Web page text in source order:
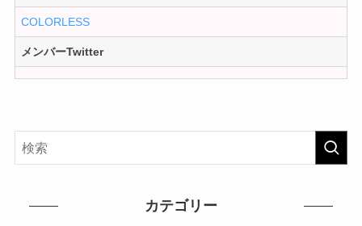
COLORLESS
メンバーTwitter
カテゴリー